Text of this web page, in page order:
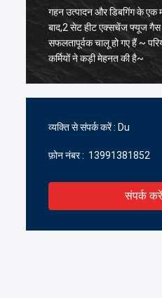
गहन उत्पादन और डिबगिंग के
बाद,2 सेट हीट एक्सचेंज फ्यूज
सफलतापूर्वक चालू हो गए हैं ~
कर्मियों ने कड़ी मेहनत की है~
व्यक्ति से संपर्क करें : Du
फ़ोन नंबर : 13991381852
संपर्क करें